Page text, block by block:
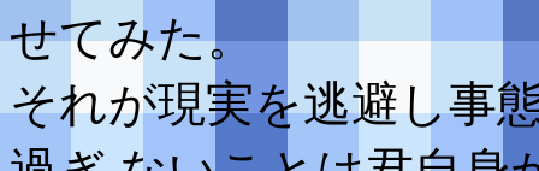
せてみた。
それが現実を逃避し事